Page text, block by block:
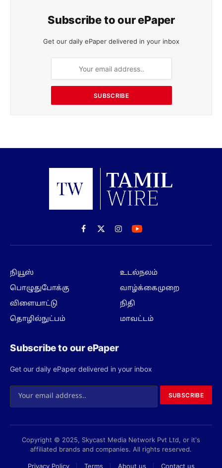
Subscribe to our ePaper
Get our daily ePaper delivered in your inbox
SUBSCRIBE
Facebook
X
(Twitter)
Instagram
நியூஸ்
பொழுதுபோக்கு
விளையாட்டு
தொழில்நுட்பம்
உடல்நலம்
வாழ்க்கைமுறை
நிதி
மாவட்டம்
Subscribe to our ePaper
Get our daily ePaper delivered in your inbox
SUBSCRIBE
Copyright © 2025, Skycast Media Network Pvt Ltd, or it's
affiliated brands and companies. All rights reserved.
Privacy Policy Terms About us Contact us